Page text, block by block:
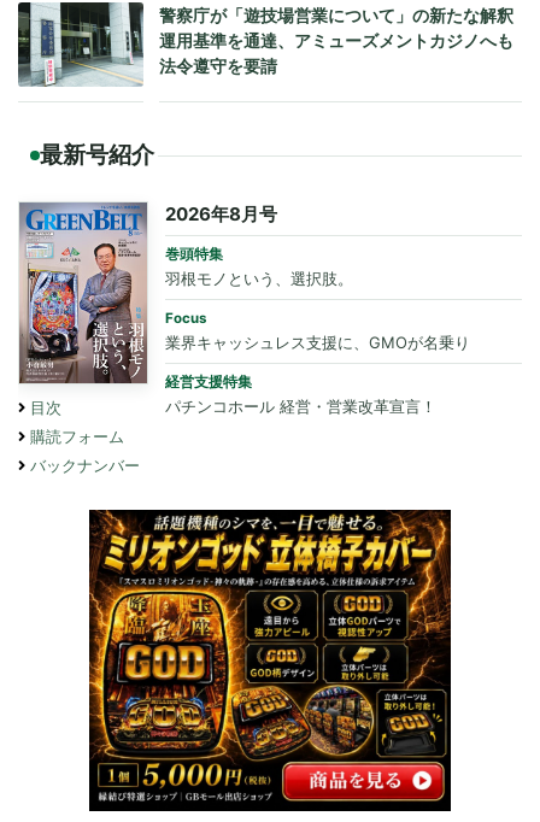
警察庁が「遊技場営業について」の新たな解釈
運用基準を通達、アミューズメントカジノへも
法令遵守を要請
最新号紹介
目次
購読フォーム
バックナンバー
2026年8月号
巻頭特集
羽根モノという、選択肢。
Focus
業界キャッシュレス支援に、GMOが名乗り
経営支援特集
パチンコホール 経営・営業改革宣言！